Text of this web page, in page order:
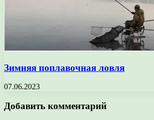
Зимняя поплавочная ловля
07.06.2023
Добавить комментарий